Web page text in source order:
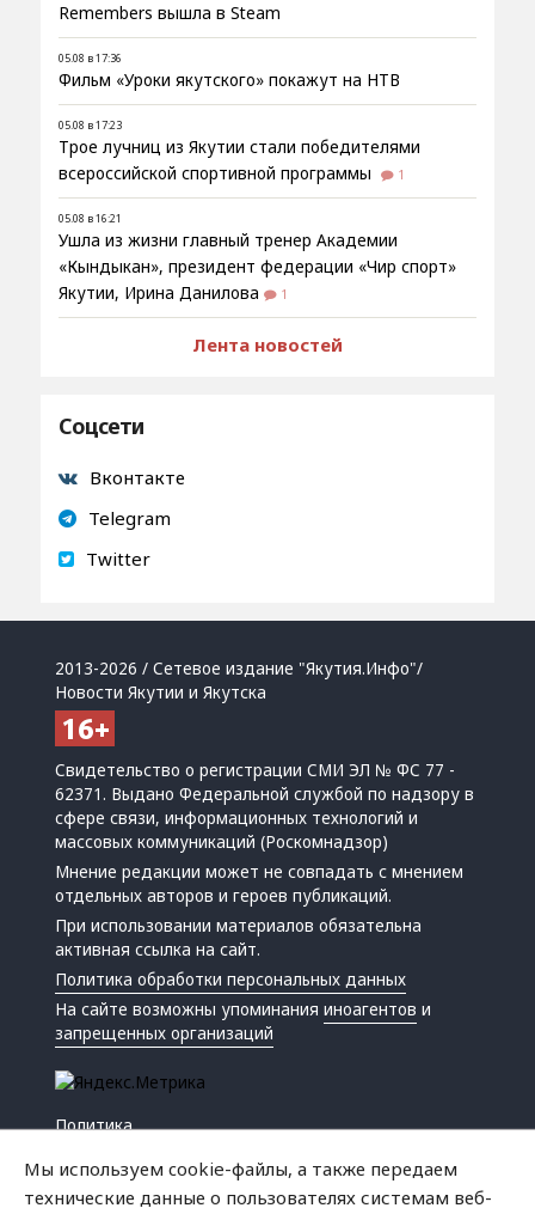
Remembers вышла в Steam
05.08 в 17:36
Фильм «Уроки якутского» покажут на НТВ
05.08 в 17:23
Трое лучниц из Якутии стали победителями
всероссийской спортивной программы
1
05.08 в 16:21
Ушла из жизни главный тренер Академии
«Кындыкан», президент федерации «Чир спорт»
Якутии, Ирина Данилова
1
Лента новостей
Соцсети
Вконтакте
Telegram
Twitter
2013-2026 / Сетевое издание "Якутия.Инфо"/
Новости Якутии и Якутска
Свидетельство о регистрации СМИ ЭЛ № ФС 77 -
62371. Выдано Федеральной службой по надзору в
сфере связи, информационных технологий и
массовых коммуникаций (Роскомнадзор)
Мнение редакции может не совпадать с мнением
отдельных авторов и героев публикаций.
При использовании материалов обязательна
активная ссылка на сайт.
Политика обработки персональных данных
На сайте возможны упоминанияиноагентов и
запрещенных организаций
Политика
Мы используем cookie-файлы, а также передаем
технические данные о пользователях системам веб-